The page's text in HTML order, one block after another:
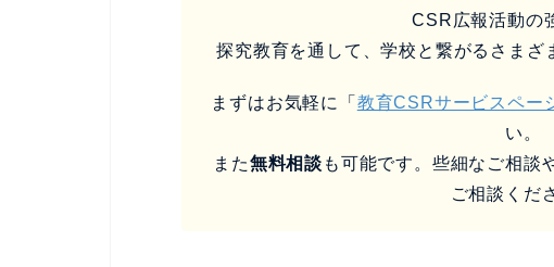
CSR広報活動の
探究教育を通して、学校と繋がるさま
まずはお気軽に「 教育CSRサービスペー
い。
また無料相談 も可能です。些細なご相談
ご相談くだ